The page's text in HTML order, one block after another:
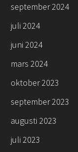
september 2024
juli 2024
juni 2024
mars 2024
oktober 2023
september 2023
augusti 2023
juli 2023